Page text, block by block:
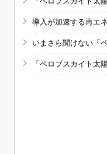
導入が加速する再エ
いまさら聞けない「
「ペロブスカイト太